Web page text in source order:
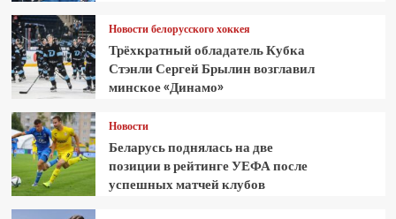
Новости белорусского хоккея
Трёхкратный обладатель Кубка
Стэнли Сергей Брылин возглавил
минское «Динамо»
Новости
Беларусь поднялась на две
позиции в рейтинге УЕФА после
успешных матчей клубов